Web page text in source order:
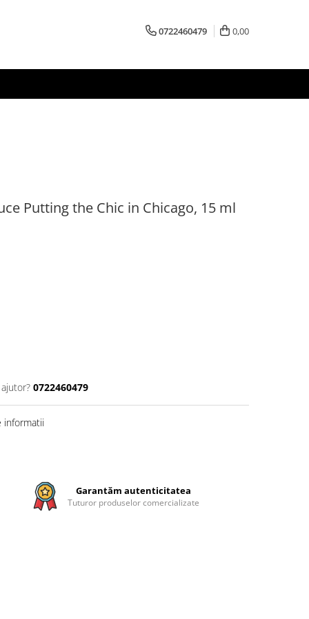
0722460479 0,00
Putting the Chic in Chicago, 15 ml
0722460479
informatii
Garantăm autenticitatea
Tuturor produselor comercializate